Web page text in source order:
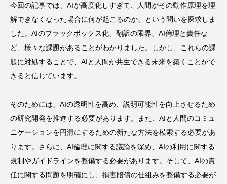
今回の記事では、AIが高度化しすぎて、人間がその動作原理を理
解できなくなった場合に何が起こるのか、という問いを探求しま
した。AIのブラックボックス化、翻訳の限界、AI倫理と責任な
ど、様々な課題があることがわかりました。しかし、これらの課
題に対処することで、AIと人間が共生できる未来を築くことがで
きると信じています。
そのためには、AIの透明性を高め、説明可能性を向上させるため
の研究開発を推進する必要があります。また、AIと人間のコミュ
ニケーションを円滑にするための新たな方法を模索する必要があ
ります。さらに、AI倫理に関する議論を深め、AIの利用に関する
規制やガイドラインを整備する必要があります。そして、AIの責
任に関する問題を明確にし、損害賠償の仕組みを整備する必要が